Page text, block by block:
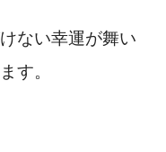
ない幸運が舞い
す。